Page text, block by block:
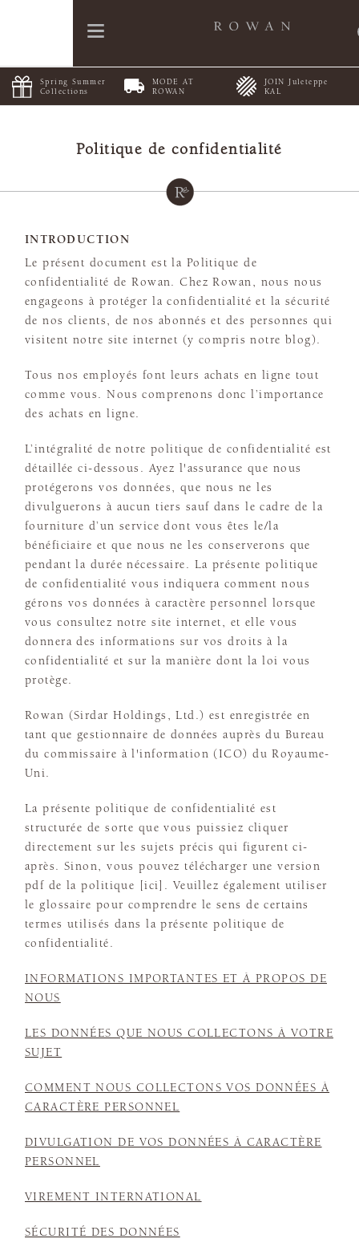
Spring Summer
Collections
MODE AT
ROWAN
JOIN Juleteppe
KAL
Politique de confidentialité
INTRODUCTION
Le présent document est la Politique de
confidentialité de Rowan. Chez Rowan, nous nous
engageons à protéger la confidentialité et la sécurité
de nos clients, de nos abonnés et des personnes qui
visitent notre site internet (y compris notre blog).
Tous nos employés font leurs achats en ligne tout
comme vous. Nous comprenons donc l’importance
des achats en ligne.
L’intégralité de notre politique de confidentialité est
détaillée ci-dessous. Ayez l'assurance que nous
protégerons vos données, que nous ne les
divulguerons à aucun tiers sauf dans le cadre de la
fourniture d’un service dont vous êtes le/la
bénéficiaire et que nous ne les conserverons que
pendant la durée nécessaire. La présente politique
de confidentialité vous indiquera comment nous
gérons vos données à caractère personnel lorsque
vous consultez notre site internet, et elle vous
donnera des informations sur vos droits à la
confidentialité et sur la manière dont la loi vous
protège.
Rowan (Sirdar Holdings, Ltd.) est enregistrée en
tant que gestionnaire de données auprès du Bureau
du commissaire à l'information (ICO) du Royaume-
Uni.
La présente politique de confidentialité est
structurée de sorte que vous puissiez cliquer
directement sur les sujets précis qui figurent ci-
après. Sinon, vous pouvez télécharger une version
pdf de la politique [ici]. Veuillez également utiliser
le glossaire pour comprendre le sens de certains
termes utilisés dans la présente politique de
confidentialité.
INFORMATIONS IMPORTANTES ET À PROPOS DE
NOUS
LES DONNÉES QUE NOUS COLLECTONS À VOTRE
SUJET
COMMENT NOUS COLLECTONS VOS DONNÉES À
CARACTÈRE PERSONNEL
DIVULGATION DE VOS DONNÉES À CARACTÈRE
PERSONNEL
VIREMENT INTERNATIONAL
SÉCURITÉ DES DONNÉES